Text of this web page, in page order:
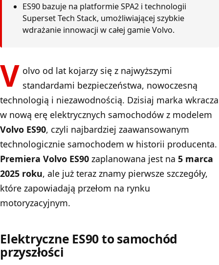
ES90 bazuje na platformie SPA2 i technologii
Superset Tech Stack, umożliwiającej szybkie
wdrażanie innowacji w całej gamie Volvo.
V olvo od lat kojarzy się z najwyższymi
standardami bezpieczeństwa, nowoczesną
technologią i niezawodnością. Dzisiaj marka wkracza
w nową erę elektrycznych samochodów z modelem
Volvo ES90, czyli najbardziej zaawansowanym
technologicznie samochodem w historii producenta.
Premiera Volvo ES90 zaplanowana jest na 5 marca
2025 roku, ale już teraz znamy pierwsze szczegóły,
które zapowiadają przełom na rynku
motoryzacyjnym.
Elektryczne ES90 to samochód
przyszłości